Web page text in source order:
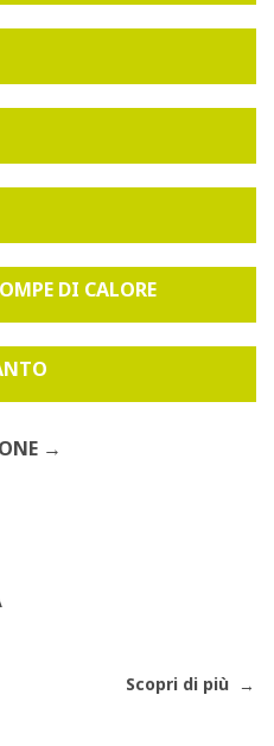
DI CALORE
Scopri di più